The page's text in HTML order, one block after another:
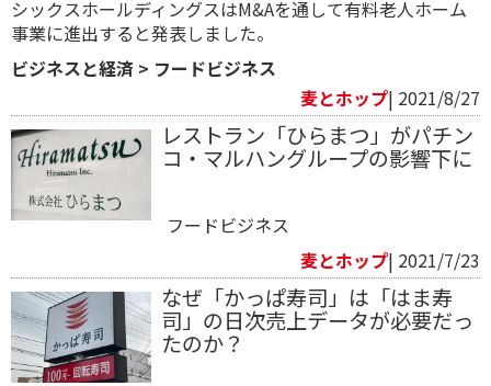
シックスホールディングスはM&Aを通して有料老人ホーム
事業に進出すると発表しました。
ビジネスと経済 > フードビジネス
麦とホップ| 2021/8/27
レストラン「ひらまつ」がパチン
コ・マルハングループの影響下に
フードビジネス
麦とホップ| 2021/7/23
なぜ「かっぱ寿司」は「はま寿
司」の日次売上データが必要だっ
たのか？